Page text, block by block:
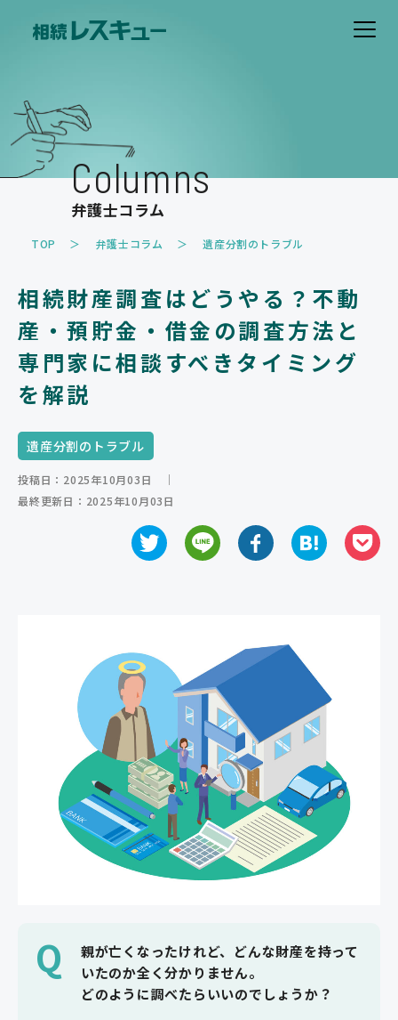
解決事例
遺産分割のトラブル 遺留分のトラブル
相続放棄 相続税・事業承継対策
家族信託・遺言書作成 その他
よくあるご質問
弁護士紹介
弁護士コラム
お問い合わせ
Columns
弁護士コラム
TOP 弁護士コラム 遺産分割のトラブル
相続財産調査はどうやる？不動
産・預貯金・借金の調査方法と
専門家に相談すべきタイミング
を解説
遺産分割のトラブル
投稿日：2025年10月03日
｜
最終更新日：2025年10月03日
Q
親が亡くなったけれど、どんな財産を持って
いたのか全く分かりません。
どのように調べたらいいのでしょうか？